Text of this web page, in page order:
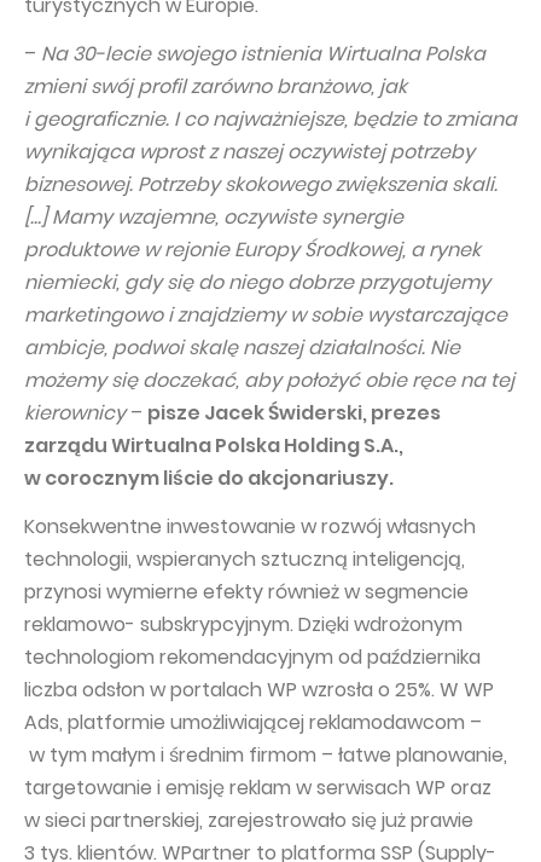
– Na 30-lecie swojego istnienia Wirtualna Polska
zmieni swój profil zarówno branżowo, jak
i geograficznie. I co najważniejsze, będzie to zmiana
wynikająca wprost z naszej oczywistej potrzeby
biznesowej. Potrzeby skokowego zwiększenia skali.
[…] Mamy wzajemne, oczywiste synergie
produktowe w rejonie Europy Środkowej, a rynek
niemiecki, gdy się do niego dobrze przygotujemy
marketingowo i znajdziemy w sobie wystarczające
ambicje, podwoi skalę naszej działalności. Nie
możemy się doczekać, aby położyć obie ręce na tej
kierownicy– pisze Jacek Świderski, prezes
zarządu Wirtualna Polska Holding S.A.,
w corocznym liście do akcjonariuszy.
Konsekwentne inwestowanie w rozwój własnych
technologii, wspieranych sztuczną inteligencją,
przynosi wymierne efekty również w segmencie
reklamowo- subskrypcyjnym. Dzięki wdrożonym
technologiom rekomendacyjnym od października
liczba odsłon w portalach WP wzrosła o 25%. W WP
Ads, platformie umożliwiającej reklamodawcom –
w tym małym i średnim firmom – łatwe planowanie,
targetowanie i emisję reklam w serwisach WP oraz
w sieci partnerskiej, zarejestrowało się już prawie
3 tys. klientów. WPartner to platforma SSP (Supply-